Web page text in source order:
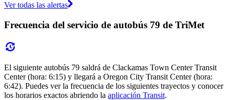
Ver todas las alertas
Frecuencia del servicio de autobús 79 de TriMet
El siguiente autobús 79 saldrá de Clackamas Town Center Transit
Center (hora: 6:15) y llegará a Oregon City Transit Center (hora:
6:42). Puedes ver la frecuencia de los siguientes trayectos y conocer
los horarios exactos abriendo la aplicación Transit.